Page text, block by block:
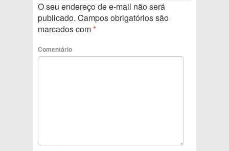
O seu endereço de e-mail não será
publicado. Campos obrigatórios são
marcados com*
Comentário